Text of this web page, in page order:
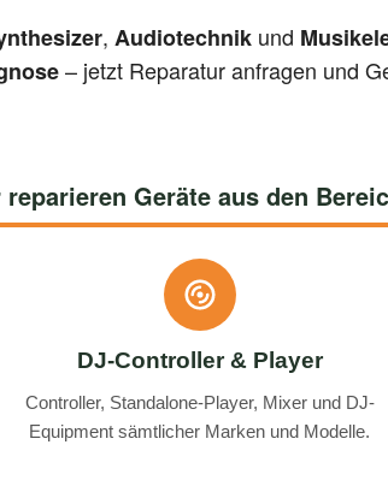
, Audiotechnikund
– jetzt Reparatur anfragen und
reparieren Geräte aus den
DJ-Controller & Player
Controller, Standalone-Player, Mixer und DJ-
Equipment sämtlicher Marken und Modelle.